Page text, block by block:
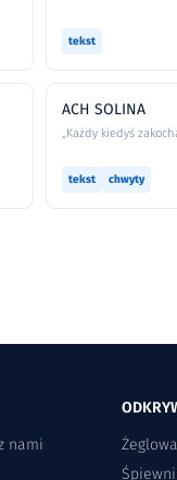
tekst
ACH SOLINA
„Każdy kiedyś
tekst chwyty
nami